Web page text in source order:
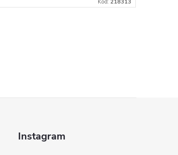
Kód: 218313
Instagram